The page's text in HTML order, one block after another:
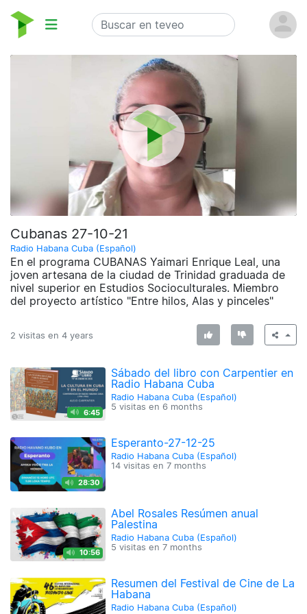
Cubanas 27-10-21
Radio Habana Cuba (Español)
En el programa CUBANAS Yaimari Enrique Leal, una
joven artesana de la ciudad de Trinidad graduada de
nivel superior en Estudios Socioculturales. Miembro
del proyecto artístico "Entre hilos, Alas y pinceles"
2 visitas en 4 years
6:45
Sábado del libro con Carpentier en
Radio Habana Cuba
Radio Habana Cuba (Español)
5 visitas en 6 months
28:30
Esperanto-27-12-25
Radio Habana Cuba (Español)
14 visitas en7 months
10:56
Abel Rosales Resúmen anual
Palestina
Radio Habana Cuba (Español)
5 visitas en7 months
Resumen del Festival de Cine de La
Habana
Radio Habana Cuba (Español)